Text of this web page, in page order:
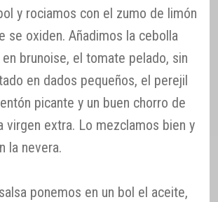
y rociamos con el zumo de limón
se oxiden. Añadimos la cebolla
brunoise, el tomate pelado, sin
en dados pequeños, el perejil
picante y un buen chorro de
virgen extra. Lo mezclamos bien y
la nevera.
ponemos en un bol el aceite,